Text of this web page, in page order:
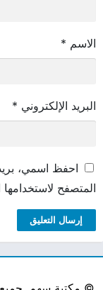
الاسم *
البريد الإلكتروني *
احفظ اسمي،
المتصفح